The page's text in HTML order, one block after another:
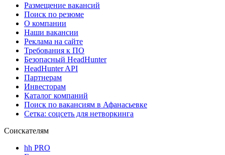
Размещение вакансий
Поиск по резюме
О компании
Наши вакансии
Реклама на сайте
Требования к ПО
Безопасный HeadHunter
HeadHunter API
Партнерам
Инвесторам
Каталог компаний
Поиск по вакансиям в Афанасьевке
Сетка: соцсеть для нетворкинга
Соискателям
hh PRO